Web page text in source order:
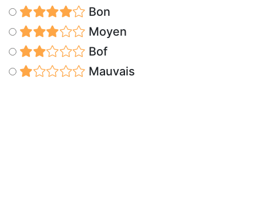
Bon
Moyen
Bof
Mauvais